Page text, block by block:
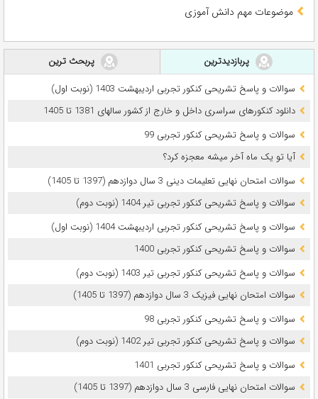
موضوعات مهم دانش آموزی
پربازدیدترین
پربحث ترین
سوالات و پاسخ تشریحی کنکور تجربی اردیبهشت 1403 (نوبت اول)
دانلود کنکورهای سراسری داخل و خارج از کشور سالهای 1381 تا 1405
سوالات و پاسخ تشریحی کنکور تجربی 99
آیا تو یک ماه آخر میشه معجزه کرد؟
سوالات امتحان نهایی تعلیمات دینی 3 سال دوازدهم (1397 تا 1405)
سوالات و پاسخ تشریحی کنکور تجربی تیر 1404 (نوبت دوم)
سوالات و پاسخ تشریحی کنکور تجربی اردیبهشت 1404 (نوبت اول)
سوالات و پاسخ تشریحی کنکور تجربی 1400
سوالات و پاسخ تشریحی کنکور تجربی تیر 1403 (نوبت دوم)
سوالات امتحان نهایی فیزیک 3 سال دوازدهم (1397 تا 1405)
سوالات و پاسخ تشریحی کنکور تجربی 98
سوالات و پاسخ تشریحی کنکور تجربی تیر 1402 (نوبت دوم)
سوالات و پاسخ تشریحی کنکور تجربی 1401
سوالات امتحان نهایی فارسی 3 سال دوازدهم (1397 تا 1405)